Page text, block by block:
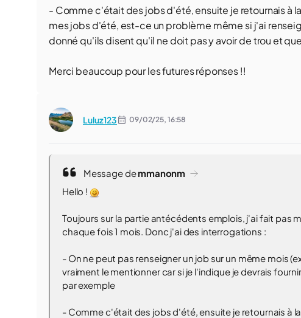
- Comme c'était des jobs d'été, ensuite je retournais à
mes jobs d'été, est-ce un problème même si j'ai
donné qu'ils disent qu'il ne doit pas y avoir de trou et
Merci beaucoup pour les futures réponses !!
Luluz123 09/02/25, 16:58
Message demmanonm
Hello !
Toujours sur la partie antécédents emplois, j'ai fait pas
chaque fois 1 mois. Donc j'ai des interrogations :
- On ne peut pas renseigner un job sur un même mois
vraiment le mentionner car si je l'indique je devrais
par exemple
- Comme c'était des jobs d'été, ensuite je retournais à